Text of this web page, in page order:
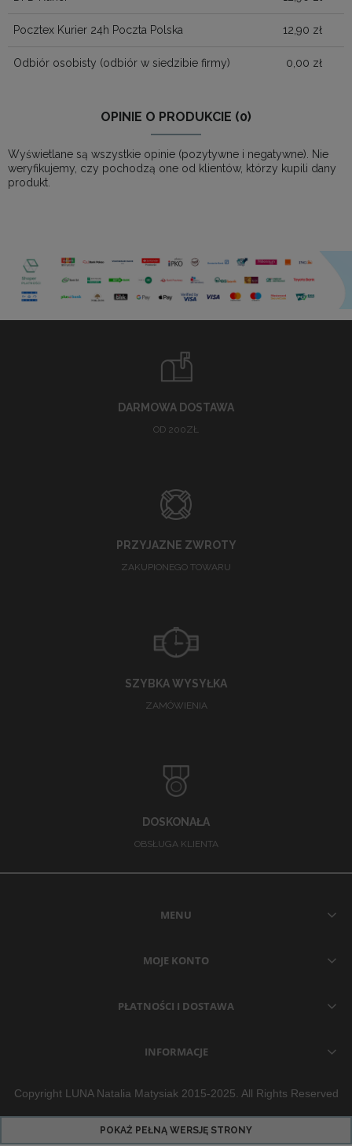
Pocztex Kurier 24h Poczta Polska 12,90 zł
Odbiór osobisty (odbiór w siedzibie firmy) 0,00 zł
OPINIE O PRODUKCIE (0)
Wyświetlane są wszystkie opinie (pozytywne i negatywne). Nie
weryfikujemy, czy pochodzą one od klientów, którzy kupili dany
produkt.
DARMOWA DOSTAWA
OD 200ZŁ
PRZYJAZNE ZWROTY
ZAKUPIONEGO TOWARU
SZYBKA WYSYŁKA
ZAMÓWIENIA
DOSKONAŁA
OBSŁUGA KLIENTA
MENU
MOJE KONTO
PŁATNOŚCI I DOSTAWA
INFORMACJE
Copyright LUNA Natalia Matysiak 2015-2025. All Rights Reserved
POKAŻ PEŁNĄ WERSJĘ STRONY